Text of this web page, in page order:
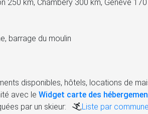
250 km, Chambéry 300 km, Genève
barrage du moulin
disponibles, hôtels, locations de
avec le Widget carte des
par un skieur:
,Liste par commune.